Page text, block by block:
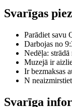
Svarīgas
Parādiet savu
Darbojas no
Nedēļa:
Muzejā ir
Ir bezmaksas
N
Svarīga